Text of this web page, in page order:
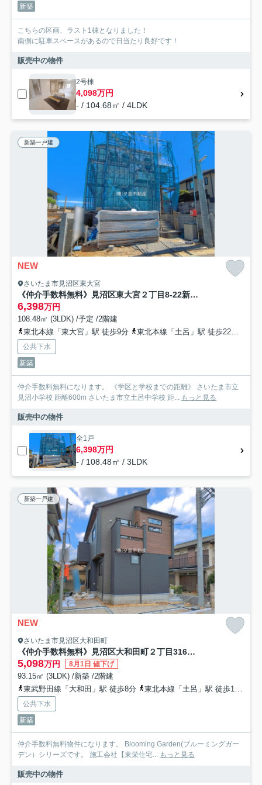
新築
こちらの区画、ラスト1棟となりました！
南側に駐車スペースがあるので日当たり良好です！
販売中の物件
2号棟
4,098万円
- / 104.68㎡ / 4LDK
新築一戸建
NEW
さいたま市見沼区東大宮
《仲介手数料無料》見沼区東大宮２丁目8-22新築一戸建て
6,398万円
108.48㎡ (3LDK) /予定 /2階建
東北本線「東大宮」駅 徒歩9分
東北本線「土呂」駅 徒歩22分
公共下水
新築
仲介手数料無料になります。 《学区と学校までの距離》 さいたま市立
見沼小学校 距離600m さいたま市立土呂中学校 距... もっと見る
販売中の物件
全1戸
6,398万円
- / 108.48㎡ / 3LDK
新築一戸建
NEW
さいたま市見沼区大和田町
《仲介手数料無料》見沼区大和田町２丁目316新築一戸建てブルーミングガーデン
5,098万円 8月1日 値下げ
93.15㎡ (3LDK) /新築 /2階建
東武野田線「大和田」駅 徒歩8分
東北本線「土呂」駅 徒歩17分
公共下水
新築
仲介手数料無料物件になります。 Blooming Garden(ブルーミングガー
デン）シリーズです。 施工会社【東栄住宅...
もっと見る
販売中の物件